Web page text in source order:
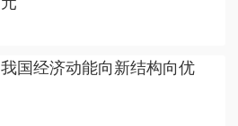
我国经济动能向新结构向优